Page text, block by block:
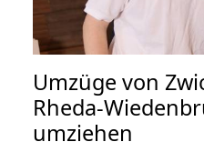
Umzüge von
Rheda-
umziehen